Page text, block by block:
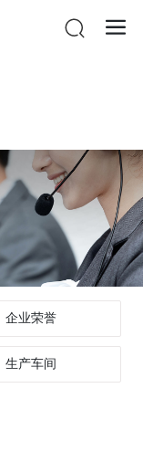
)官方网
企业荣誉
生产车间